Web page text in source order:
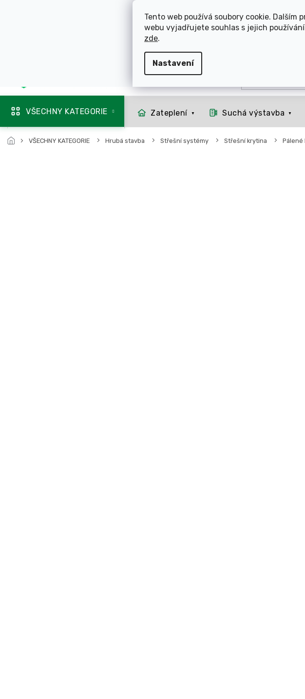
Tento web používá soubory cookie. Dalším
webu vyjadřujete souhlas s jejich
zde.
Nastavení
ROZVÁŽÍME OLOMOUCKO,
VŠECHNY KATEGORIE Zateplení Suchá výstavba
VŠECHNY KATEGORIE Hrubá stavba Střešní systémy Střešní krytina Pálené